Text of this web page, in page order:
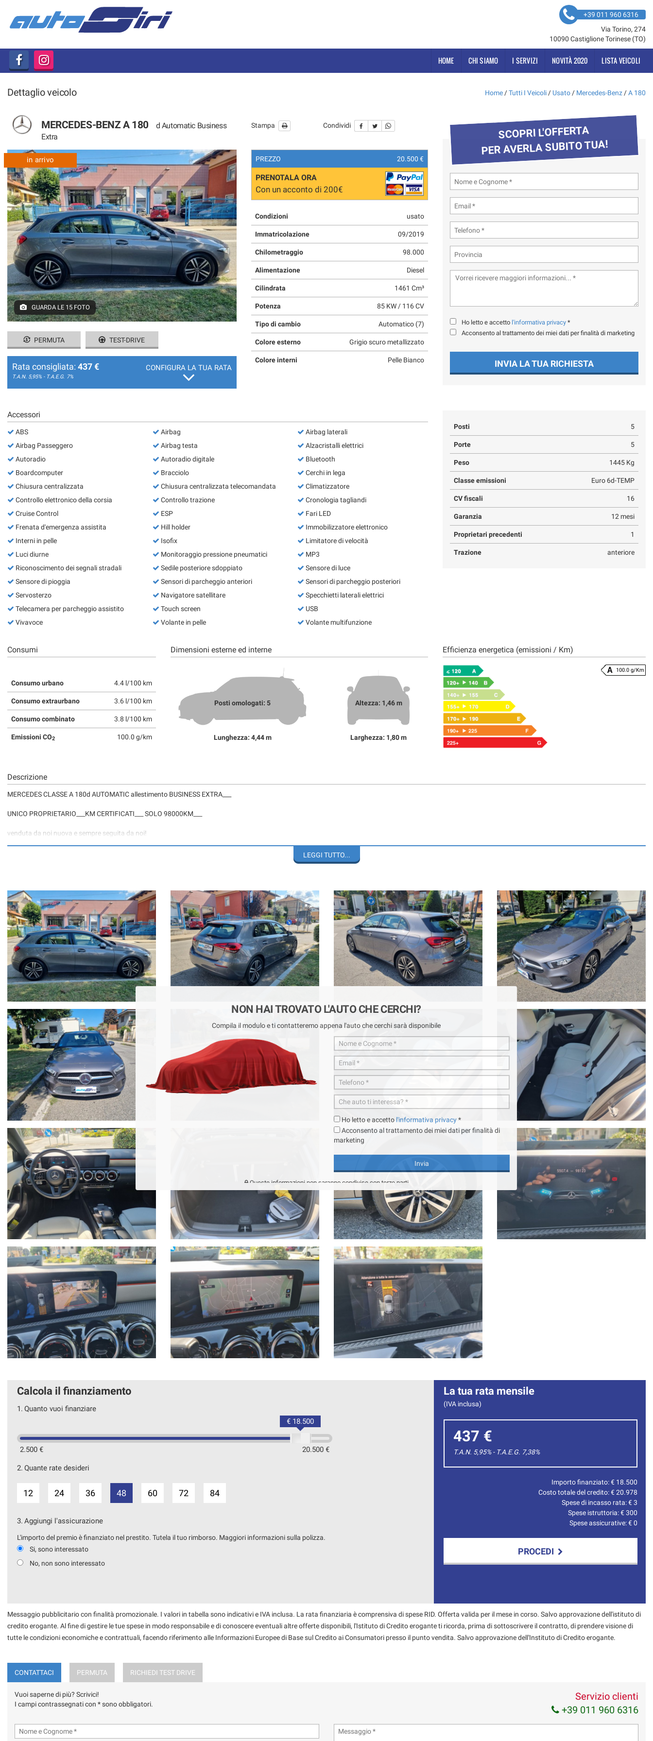
HOME
I SERVIZI
NOVITÀ 2020
LISTA VEICOLI
+39 011 960 6316
Via Torino, 274
10090 Castiglione Torinese (TO)
HOME CHI SIAMO I SERVIZI NOVITÀ 2020 LISTA VEICOLI
Dettaglio veicolo Home /Tutti I Veicoli / Usato / Mercedes-Benz /A 180
MERCEDES-BENZ A 180
d Automatic Business
Extra
Stampa Condividi
in arrivo
GUARDA LE 15 FOTO
PERMUTA TEST-DRIVE
Rata consigliata: 437 €
T.A.N. 5,95% - T.A.E.G. 7%
CONFIGURA LA TUA RATA
PREZZO 20.500 €
PRENOTALA ORA
Con un acconto di 200€
Condizioni usato
Immatricolazione 09/2019
Chilometraggio 98.000
Alimentazione Diesel
Cilindrata 1461 Cm³
Potenza 85 KW / 116 CV
Tipo di cambio Automatico (7)
Colore esterno Grigio scuro metallizzato
Colore interni Pelle Bianco
SCOPRI L'OFFERTA
PER AVERLA SUBITO TUA!
Ho letto e accetto l'informativa privacy *
Acconsento al trattamento dei miei dati per finalità di marketing
INVIA LA TUA RICHIESTA
Accessori
ABS
Airbag Passeggero
Autoradio
Boardcomputer
Chiusura centralizzata
Controllo elettronico della corsia
Cruise Control
Frenata d'emergenza assistita
Interni in pelle
Luci diurne
Riconoscimento dei segnali stradali
Sensore di pioggia
Servosterzo
Telecamera per parcheggio assistito
Vivavoce
Airbag
Airbag testa
Autoradio digitale
Bracciolo
Chiusura centralizzata telecomandata
Controllo trazione
ESP
Hill holder
Isofix
Monitoraggio pressione pneumatici
Sedile posteriore sdoppiato
Sensori di parcheggio anteriori
Navigatore satellitare
Touch screen
Volante in pelle
Airbag laterali
Alzacristalli elettrici
Bluetooth
Cerchi in lega
Climatizzatore
Cronologia tagliandi
Fari LED
Immobilizzatore elettronico
Limitatore di velocità
MP3
Sensore di luce
Sensori di parcheggio posteriori
Specchietti laterali elettrici
USB
Volante multifunzione
Posti 5
Porte 5
Peso 1445 Kg
Classe emissioni Euro 6d-TEMP
CV fiscali 16
Garanzia 12 mesi
Proprietari precedenti 1
Trazione anteriore
Consumi
Consumo urbano 4.4 l/100 km
Consumo extraurbano 3.6 l/100 km
Consumo combinato 3.8 l/100 km
Emissioni CO2 100.0 g/km
Dimensioni esterne ed interne
Posti omologati: 5
Lunghezza: 4,44 m
Altezza: 1,46 m
Larghezza: 1,80 m
Efficienza energetica (emissioni / Km)
100.0 g/Km
Descrizione
MERCEDES CLASSE A 180d AUTOMATIC allestimento BUSINESS EXTRA___
UNICO PROPRIETARIO___KM CERTIFICATI___ SOLO 98000KM___
venduta da noi nuova e sempre seguita da noi!
la vettura verrà venduta con un anno di garanzia legale di conformità!
a richiesta del cliente offriamo finanziamenti su misura, polizze furto incendio + servizi a condizioni molto vantaggiose e in più estensione della garanzia convenzionali fino a 36 mesi.
OFFICINA INTERNA___ CARRO-ATTREZZI INTERNO___GOMMISTA e CARROZZERIA CONVENZIONATA___
La dotazione tecnica e gli optional potrebbero in alcuni casi differire dall'effettivo equipaggiamento della vettura. Si declina ogni responsabilità per eventuali involontarie incongruenze, che non rappresentano un
impegno contrattuale. Ce ne scusiamo anticipatamente.
Visitate anche il nostro siti autosiri.it per scoprire tutte le nostre offerte oltre alla nostra storia che ormai dura da più di 40 anni...
LEGGI TUTTO...
Calcola il finanziamento
1. Quanto vuoi finanziare
2.500 € 20.500 €
€ 18.500
2. Quante rate desideri
12 24 36 48 60 72 84
3. Aggiungi l'assicurazione
L'importo del premio è finanziato nel prestito. Tutela il tuo rimborso. Maggiori informazioni sulla polizza.
Si, sono interessato
No, non sono interessato
La tua rata mensile
(IVA inclusa)
437 €
T.A.N. 5,95% - T.A.E.G. 7,38%
Importo finanziato: € 18.500
Costo totale del credito: €20.978
Spese di incasso rata: €3
Spese istruttoria: €300
Spese assicurative: €0
PROCEDI
Messaggio pubblicitario con finalità promozionale. I valori in tabella sono indicativi e IVA inclusa. La rata finanziaria è comprensiva di spese RID. Offerta valida per il mese in corso. Salvo approvazione dell'istituto di
credito erogante. Al fine di gestire le tue spese in modo responsabile e di conoscere eventuali altre offerte disponibili, l'Istituto di Credito erogante ti ricorda, prima di sottoscrivere il contratto, di prendere visione di
tutte le condizioni economiche e contrattuali, facendo riferimento alle Informazioni Europee di Base sul Credito ai Consumatori presso il punto vendita. Salvo approvazione dell'Instituto di Credito erogante.
CONTATTACI PERMUTA RICHIEDI TEST DRIVE
Vuoi saperne di più? Scrivici!
I campi contrassegnati con * sono obbligatori.
Servizio clienti
+39 011 960 6316
NON HAI TROVATO L'AUTO CHE CERCHI?
Acconsento al trattamento dei miei dati per finalità di
marketing